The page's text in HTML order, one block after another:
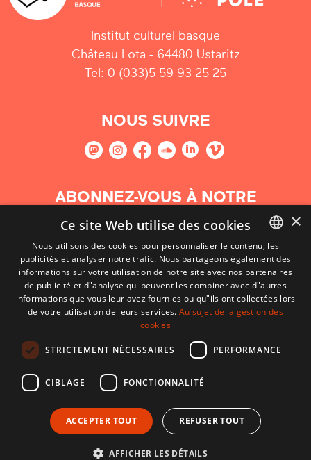
Institut culturel basque
Château Lota - 64480 Ustaritz
Tel: 0 (033)5 59 93 25 25
NOUS SUIVRE
ABONNEZ-VOUS À NOTRE
NEWSLETTER
S'abonner
CONDITIONS D'UTILISATION
BASQUE
FRENCH
×
Ce site Web utilise des cookies
Nous utilisons des cookies pour personnaliser le contenu, les
publicités et analyser notre trafic. Nous partageons également des
informations sur votre utilisation de notre site avec nos partenaires
de publicité et d"analyse qui peuvent les combiner avec d"autres
informations que vous leur avez fournies ou qu"ils ont collectées lors
de votre utilisation de leurs services.Au sujet de la gestion des
cookies
STRICTEMENT NÉCESSAIRES PERFORMANCE
CIBLAGE FONCTIONNALITÉ
ACCEPTER TOUT REFUSER TOUT
AFFICHER LES DÉTAILS